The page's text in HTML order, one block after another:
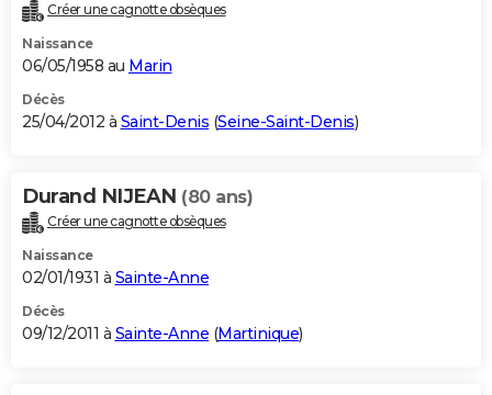
Créer une cagnotte obsèques
Naissance
06/05/1958 au Marin
Décès
25/04/2012 à Saint-Denis (Seine-Saint-Denis)
Durand NIJEAN (80 ans)
Créer une cagnotte obsèques
Naissance
02/01/1931 à Sainte-Anne
Décès
09/12/2011 à Sainte-Anne (Martinique)